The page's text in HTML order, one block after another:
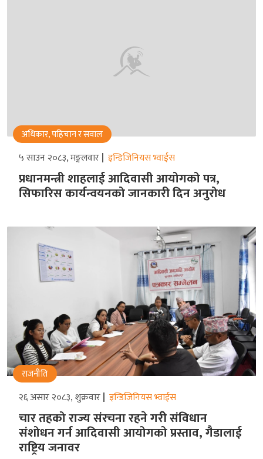
अधिकार, पहिचान र सवाल
५ साउन २०८३, मङ्गलवार इन्डिजिनियस भ्वाईस
प्रधानमन्त्री शाहलाई आदिवासी आयोगको पत्र,
सिफारिस कार्यन्वयनको जानकारी दिन अनुरोध
राजनीति
२६ असार २०८३, शुक्रवार इन्डिजिनियस भ्वाईस
चार तहको राज्य संरचना रहने गरीे संविधान
संशोधन गर्न आदिवासी आयोगको प्रस्ताव, गैडालाई
राष्ट्रिय जनावर